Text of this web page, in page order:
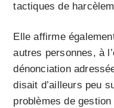
tactiques de
Elle affirme
autres personnes, à
dénonciation
disait d’ailleurs peu
problèmes de